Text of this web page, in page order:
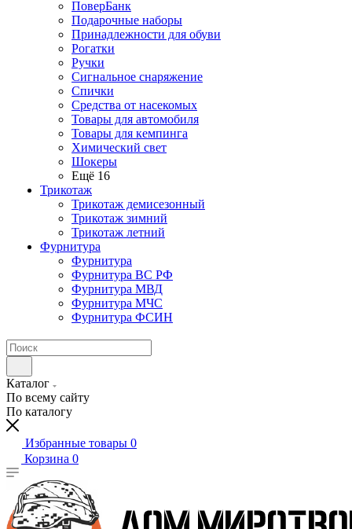
ПоверБанк
Подарочные наборы
Принадлежности для обуви
Рогатки
Ручки
Сигнальное снаряжение
Спички
Средства от насекомых
Товары для автомобиля
Товары для кемпинга
Химический свет
Шокеры
Ещё 16
Трикотаж
Трикотаж демисезонный
Трикотаж зимний
Трикотаж летний
Фурнитура
Фурнитура
Фурнитура ВС РФ
Фурнитура МВД
Фурнитура МЧС
Фурнитура ФСИН
Каталог
По всему сайту
По каталогу
Избранные товары 0
Корзина 0